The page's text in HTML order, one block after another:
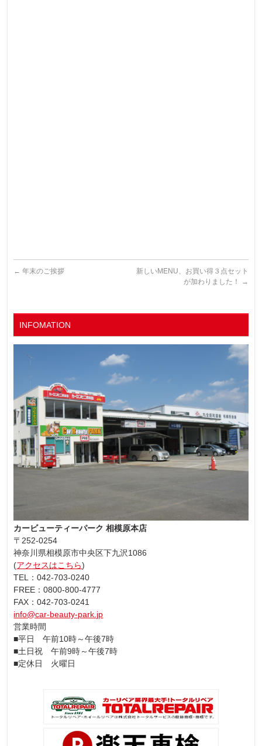
← 年末のご挨拶
新しいMENU、お買い得３点セット
が加わりました！
→
INFOMATION
カービューティーパーク 相模原本店
〒252-0254
神奈川県相模原市中央区下九沢1086
(アクセスはこちら)
TEL：042-703-0240
FREE：0800-800-4777
FAX：042-703-0241
info@car-beauty-park.jp
営業時間
■平日 午前10時～午後7時
■土日祝 午前9時～午後7時
■定休日 火曜日